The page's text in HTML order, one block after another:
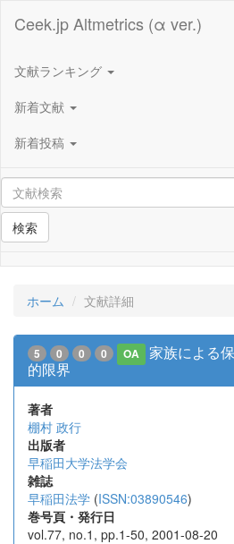
Ceek.jp Altmetrics (α ver.)
文献ランキング
新着文献
新着投稿
検索
ホーム 文献詳細
5 0 0 0 OA
家族による
的限界
著者
棚村 政行
出版者
早稲田大学法学会
雑誌
早稲田法学 (ISSN:03890546)
巻号頁・発行日
vol.77, no.1, pp.1-50, 2001-08-20